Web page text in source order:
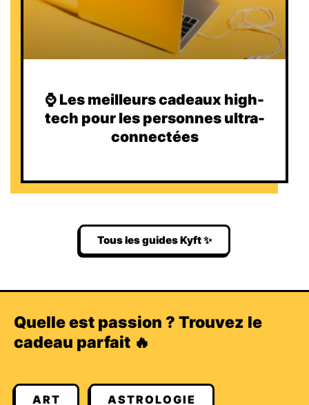
⌚️ Les meilleurs cadeaux high-
tech pour les personnes ultra-
connectées
Tous les guides Kyft ✨
Quelle est passion ? Trouvez le
cadeau parfait 🔥
ART ASTROLOGIE